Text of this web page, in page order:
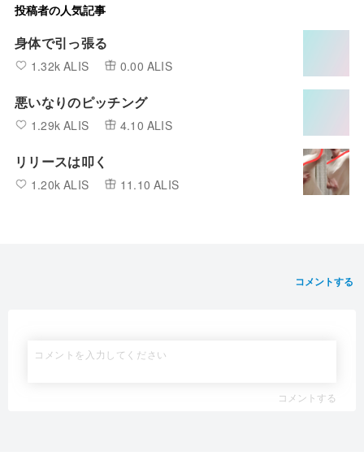
投稿者の人気記事
身体で引っ張る
1.32k ALIS 0.00 ALIS
悪いなりのピッチング
1.29k ALIS 4.10 ALIS
リリースは叩く
1.20k ALIS 11.10 ALIS
コメントする
コメントする